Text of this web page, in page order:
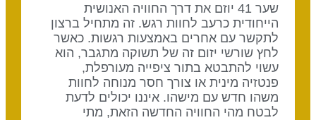
שער 41 יוזם את דרך החוויה האנושית
הייחודית כרעב לחוות רגש. זה מתחיל ברצון
לתקשר עם אחרים באמצעות רגשות. כאשר
לחץ שורשי יזום זה של תשוקה מתגבר, הוא
עשוי להתבטא בתור ציפייה מעורפלת,
פנטזיה מינית או צורך חסר מנוחה לחוות
משהו חדש עם מישהו. איננו יכולים לדעת
לבטח מהי החוויה החדשה הזאת, מתי